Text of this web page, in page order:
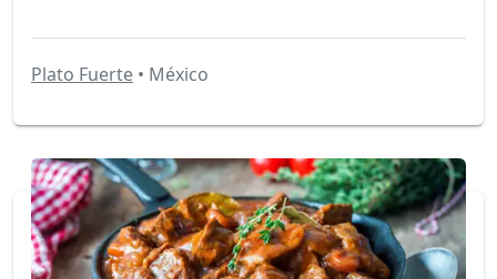
Plato Fuerte • México